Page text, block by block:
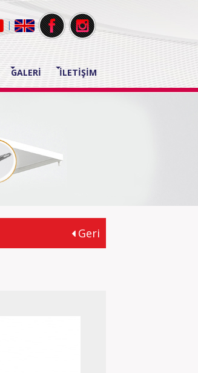
|
GALERİ İLETİŞİM
Geri